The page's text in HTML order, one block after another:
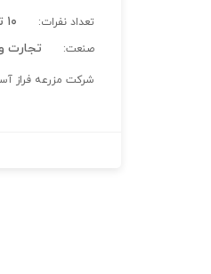
تعداد نفرات: ۱۰ تا ۵۰ نفر
صنعت: تجارت
شرکت مزرعه فراز